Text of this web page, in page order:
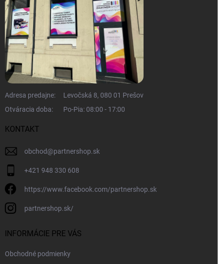
Adresa predajne:
Levočská 8, 080 01 Prešov
Otváracia doba:
Po-Pia: 08:00 - 17:00
KONTAKT
obchod@partnershop.sk
+421 948 330 608
https://www.facebook.com/partnershop.sk
partnershop.sk/
INFORMÁCIE PRE VÁS
Obchodné podmienky